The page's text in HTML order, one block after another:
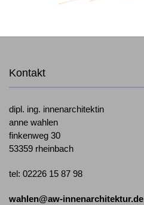
Kontakt
dipl. ing. innenarchitektin
anne wahlen
finkenweg 30
53359 rheinbach
tel: 02226 15 87 98
wahlen@aw-innenarchitektur.de